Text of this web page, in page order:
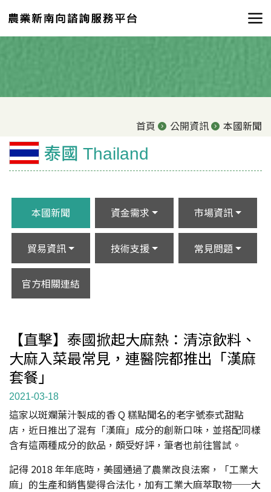
首頁 公開資訊 本國新聞
泰國 Thailand
本國新聞 資金需求 市場資訊
貿易資訊 技術支援 常見問題
官方相關連結
【直擊】泰國掀起大麻熱：清涼飲料、
大麻入菜最常見，連醫院都推出「漢麻
套餐」
2021-03-18
這家以斑斕葉汁製成的香 Q 糕點聞名的老字號泰式甜點
店，近日推出了混有「漢麻」成分的創新口味，並搭配同樣
含有這兩種成分的飲品，頗受好評，筆者也前往嘗試。
記得 2018 年年底時，美國通過了農業改良法案，「工業大
麻」的生產和銷售變得合法化，加有工業大麻萃取物──大